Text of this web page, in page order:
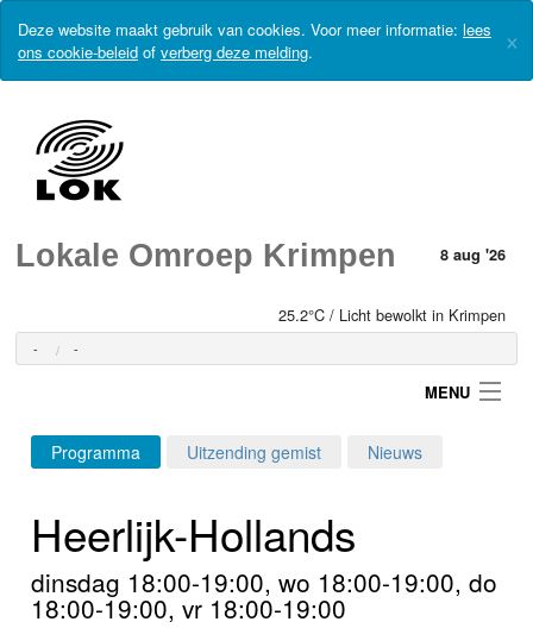
Deze website maakt gebruik van cookies. Voor meer informatie: lees
ons cookie-beleid of verberg deze melding. ×
Lokale Omroep Krimpen 8 aug '26
25.2°C / Licht bewolkt in Krimpen
- -
MENU
Login
Home
Programma's
Programma Uitzending gemist Nieuws
Heerlijk-Hollands
dinsdag 18:00-19:00, wo 18:00-19:00, do
18:00-19:00, vr 18:00-19:00